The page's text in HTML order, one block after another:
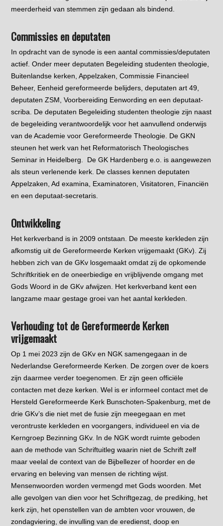
meerderheid van stemmen zijn gedaan als bindend.
Commissies en deputaten
In opdracht van de synode is een aantal commissies/deputaten
actief. Onder meer deputaten Begeleiding studenten theologie,
Buitenlandse kerken, Appelzaken, Commissie Financieel
Beheer, Eenheid gereformeerde belijders, deputaten art 49,
deputaten ZSM, Voorbereiding Eenwording en een deputaat-
scriba. De deputaten Begeleiding studenten theologie zijn naast
de begeleiding verantwoordelijk voor het aanvullend onderwijs
van de Academie voor Gereformeerde Theologie. De GKN
steunen het werk van het Reformatorisch Theologisches
Seminar in Heidelberg. De GK Hardenberg e.o. is aangewezen
als steun verlenende kerk. De classes kennen deputaten
Appelzaken, Ad examina, Examinatoren, Visitatoren, Financiën
en een deputaat-secretaris.
Ontwikkeling
Het kerkverband is in 2009 ontstaan. De meeste kerkleden zijn
afkomstig uit de Gereformeerde Kerken vrijgemaakt (GKv). Zij
hebben zich van de GKv losgemaakt omdat zij de opkomende
Schriftkritiek en de oneerbiedige en vrijblijvende omgang met
Gods Woord in de GKv afwijzen. Het kerkverband kent een
langzame maar gestage groei van het aantal kerkleden.
Verhouding tot de Gereformeerde Kerken
vrijgemaakt
Op 1 mei 2023 zijn de GKv en NGK samengegaan in de
Nederlandse Gereformeerde Kerken. De zorgen over de koers
zijn daarmee verder toegenomen. Er zijn geen officiële
contacten met deze kerken. Wel is er informeel contact met de
Hersteld Gereformeerde Kerk Bunschoten-Spakenburg, met de
drie GKv’s die niet met de fusie zijn meegegaan en met
verontruste kerkleden en voorgangers, individueel en via de
Kerngroep Bezinning GKv. In de NGK wordt ruimte geboden
aan de methode van Schriftuitleg waarin niet de Schrift zelf
maar veelal de context van de Bijbellezer of hoorder en de
ervaring en beleving van mensen de richting wijst.
Mensenwoorden worden vermengd met Gods woorden. Met
alle gevolgen van dien voor het Schriftgezag, de prediking, het
kerk zijn, het openstellen van de ambten voor vrouwen, de
zondagviering, de invulling van de eredienst, doop en